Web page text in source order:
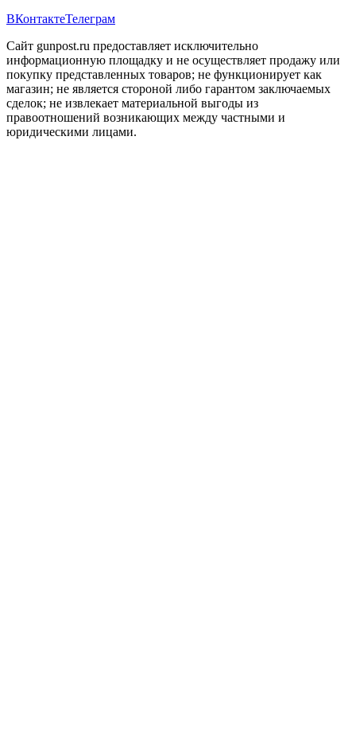
ВКонтактеТелеграм
Сайт gunpost.ru предоставляет исключительно
информационную площадку и не осуществляет продажу или
покупку представленных товаров; не функционирует как
магазин; не является стороной либо гарантом заключаемых
сделок; не извлекает материальной выгоды из
правоотношений возникающих между частными и
юридическими лицами.